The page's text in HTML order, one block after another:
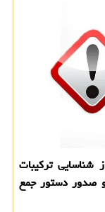
شناسایی ترکیبات
صدور دستور جمع